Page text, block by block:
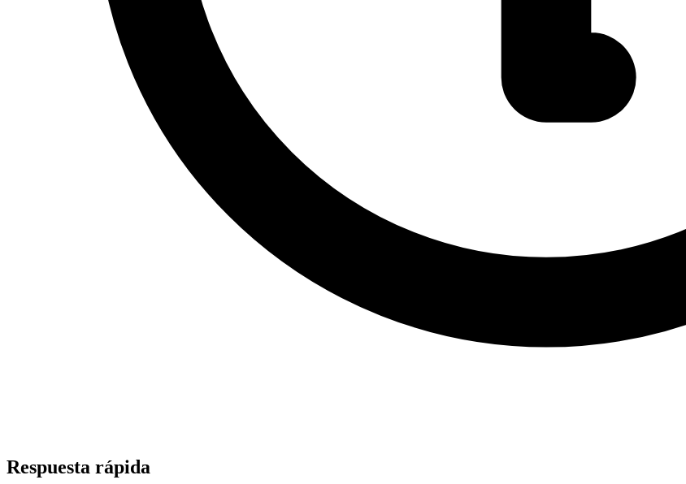
Respuesta rápida